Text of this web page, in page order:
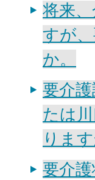
将来
すが
か。
要介
たは
ります
要介